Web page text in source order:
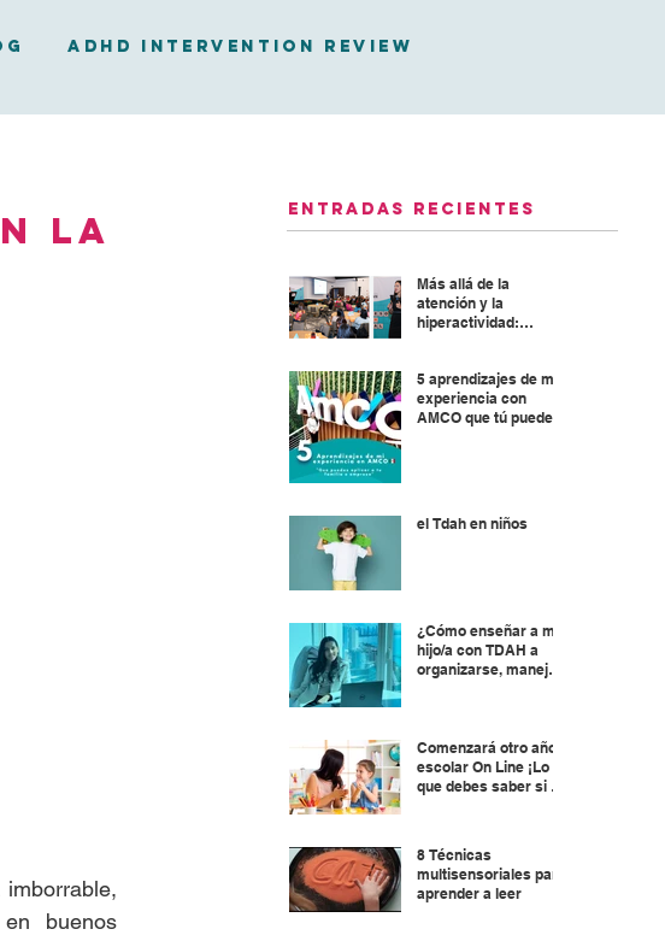
ADHD Intervention Review
Entradas recientes
Más allá de la
atención y la
hiperactividad:
5 aprendizajes de mi
experiencia con
AMCO que tú puedes
el Tdah en niños
¿Cómo enseñar a mi
hijo/a con TDAH a
organizarse, manejar
Comenzará otro año
escolar On Line ¡Lo
que debes saber si tu
8 Técnicas
multisensoriales para
aprender a leer
la
buenos